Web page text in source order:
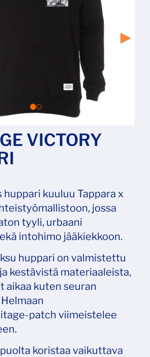
VICTORY
huppari kuuluu Tappara x
jossa
tyyli, urbaani
intohimo jääkiekkoon.
huppari on valmistettu
kestävistä materiaaleista,
aikaa kuten seuran
patch viimeistelee
koristaa vaikuttava